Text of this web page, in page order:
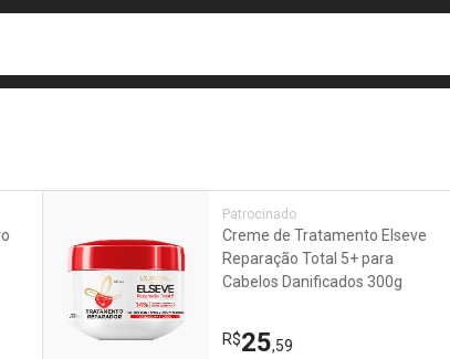
Patrocinado
Creme de Tratamento Elseve
Reparação Total 5+ para
Cabelos Danificados 300g
R$25,59